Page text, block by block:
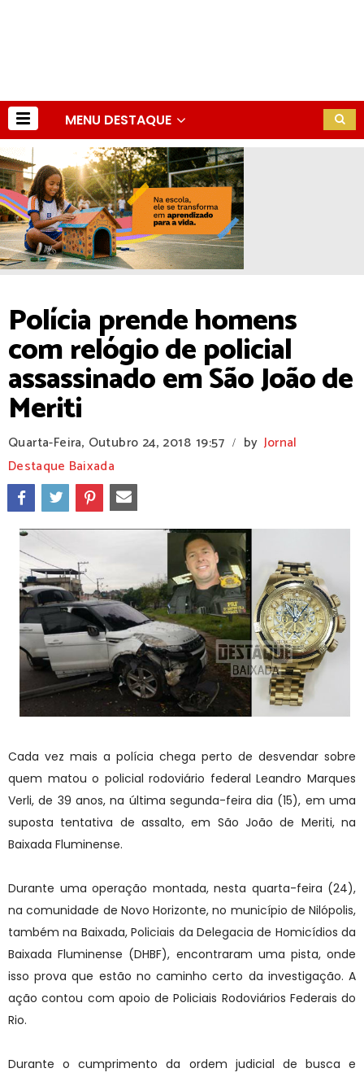
MENU DESTAQUE
Polícia prende homens
com relógio de policial
assassinado em São João de
Meriti
Quarta-Feira, Outubro 24, 2018 19:57 / by Jornal
Destaque Baixada
Cada vez mais a polícia chega perto de desvendar sobre
quem matou o policial rodoviário federal Leandro Marques
Verli, de 39 anos, na última segunda-feira dia (15), em uma
suposta tentativa de assalto, em São João de Meriti, na
Baixada Fluminense.
Durante uma operação montada, nesta quarta-feira (24),
na comunidade de Novo Horizonte, no município de Nilópolis,
também na Baixada, Policiais da Delegacia de Homicídios da
Baixada Fluminense (DHBF), encontraram uma pista, onde
isso prova que estão no caminho certo da investigação. A
ação contou com apoio de Policiais Rodoviários Federais do
Rio.
Durante o cumprimento da ordem judicial de busca e